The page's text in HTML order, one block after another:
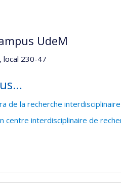
UdeM
local 230-47
de la recherche
centre interdisciplinaire de